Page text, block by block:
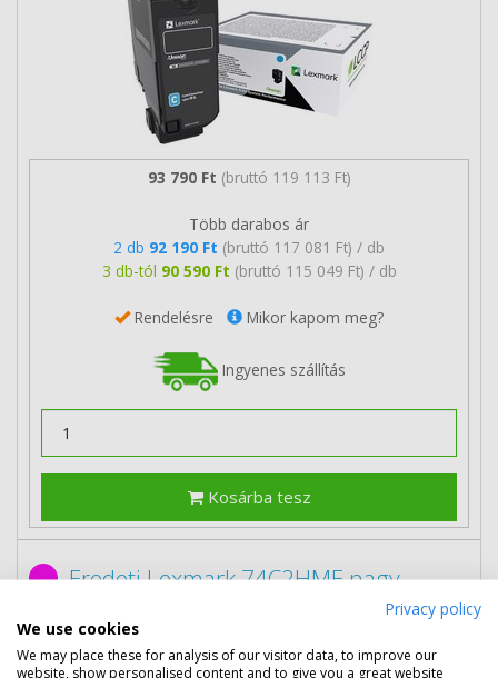
93 790 Ft (bruttó 119 113 Ft)
Több darabos ár
2 db 92 190 Ft (bruttó 117 081 Ft) / db
3 db-tól 90 590 Ft (bruttó 115 049 Ft) / db
Rendelésre Mikor kapom meg?
Ingyenes szállítás
Kosárba tesz
Eredeti Lexmark 74C2HME nagy
Privacy policy
We use cookies
We may place these for analysis of our visitor data, to improve our
website, show personalised content and to give you a great website